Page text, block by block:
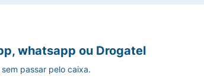
whatsapp ou Drogatel
passar pelo caixa.